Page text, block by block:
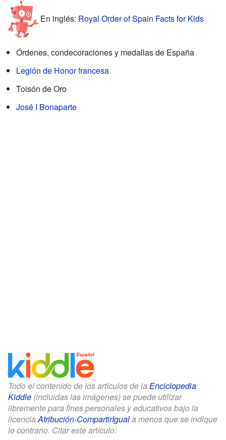
En inglés: Royal Order of Spain Facts for Kids
Órdenes, condecoraciones y medallas de España
Legión de Honor francesa
Toisón de Oro
José I Bonaparte
Todo el contenido de los artículos de la Enciclopedia
Kiddle (incluidas las imágenes) se puede utilizar
libremente para fines personales y educativos bajo la
licenciaAtribución-CompartirIguala menos que se indique
lo contrario. Citar este artículo: